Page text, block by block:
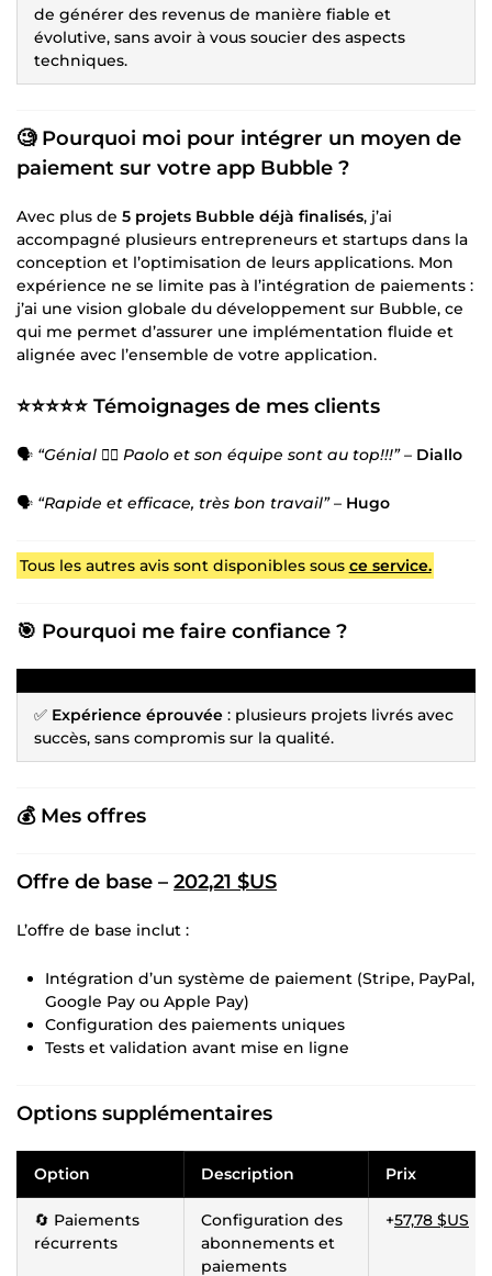
de générer des revenus de manière fiable et
évolutive, sans avoir à vous soucier des aspects
techniques.
🧐 Pourquoi moi pour intégrer un moyen de
paiement sur votre app Bubble ?
Avec plus de 5 projets Bubble déjà finalisés, j’ai
accompagné plusieurs entrepreneurs et startups dans la
conception et l’optimisation de leurs applications. Mon
expérience ne se limite pas à l’intégration de paiements :
j’ai une vision globale du développement sur Bubble, ce
qui me permet d’assurer une implémentation fluide et
alignée avec l’ensemble de votre application.
⭐⭐⭐⭐⭐ Témoignages de mes clients
🗣 “Génial 👍🏾 Paolo et son équipe sont au top!!!”– Diallo
🗣 “Rapide et efficace, très bon travail”– Hugo
Tous les autres avis sont disponibles sous ce service.
🎯 Pourquoi me faire confiance ?
✅ Expérience éprouvée : plusieurs projets livrés avec
succès, sans compromis sur la qualité.
💰 Mes offres
Offre de base – 202,21 $US
L’offre de base inclut :
Intégration d’un système de paiement (Stripe, PayPal,
Google Pay ou Apple Pay)
Configuration des paiements uniques
Tests et validation avant mise en ligne
Options supplémentaires
Option Description Prix
🔄 Paiements
récurrents
Configuration des
abonnements et
paiements
+57,78 $US